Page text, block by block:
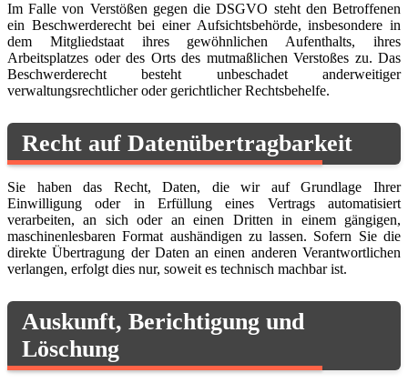
Im Falle von Verstößen gegen die DSGVO steht den Betroffenen
ein Beschwerderecht bei einer Aufsichtsbehörde, insbesondere in
dem Mitgliedstaat ihres gewöhnlichen Aufenthalts, ihres
Arbeitsplatzes oder des Orts des mutmaßlichen Verstoßes zu. Das
Beschwerderecht besteht unbeschadet anderweitiger
verwaltungsrechtlicher oder gerichtlicher Rechtsbehelfe.
Recht auf Daten­übertrag­barkeit
Sie haben das Recht, Daten, die wir auf Grundlage Ihrer
Einwilligung oder in Erfüllung eines Vertrags automatisiert
verarbeiten, an sich oder an einen Dritten in einem gängigen,
maschinenlesbaren Format aushändigen zu lassen. Sofern Sie die
direkte Übertragung der Daten an einen anderen Verantwortlichen
verlangen, erfolgt dies nur, soweit es technisch machbar ist.
Auskunft, Berichtigung und
Löschung